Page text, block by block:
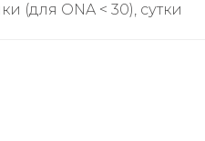
(для ONA < 30), сутки